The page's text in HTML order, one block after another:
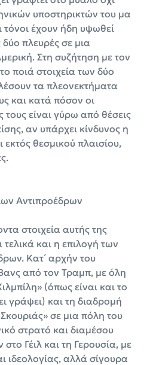
υποστηρικτών του μα
έχουν ήδη υψωθεί
δύο πλευρές σε μια
Στη συζήτηση με τον
ποιά στοιχεία των δύο
τα πλεονεκτήματα
και κατά πόσον οι
τους είναι γύρω από θέσεις
αν υπάρχει κίνδυνος η
θεσμικού πλαισίου,
Αντιπροέδρων
στοιχεία αυτής της
και η επιλογή των
Κατ΄ αρχήν του
από τον Τραμπ, με όλη
(όπως είναι και το
γράψει) και τη διαδρομή
σε μια πόλη του
στρατό και διαμέσου
Γέιλ και τη Γερουσία, με
ιδεολογίας, αλλά σίγουρα